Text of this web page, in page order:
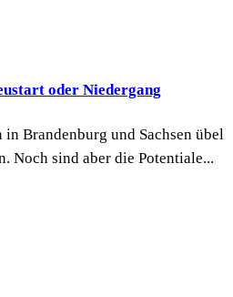
oder Niedergang
Brandenburg und Sachsen übel
Noch sind aber die Potentiale...